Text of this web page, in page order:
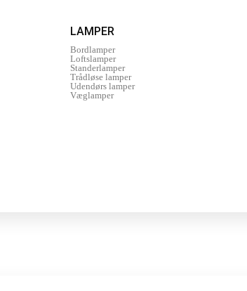
LAMPER
Bordlamper
Loftslamper
Standerlamper
Trådløse lamper
Udendørs lamper
Væglamper